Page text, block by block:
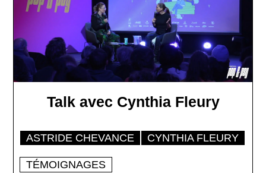
Talk avec Cynthia Fleury
ASTRIDE CHEVANCE CYNTHIA FLEURY
TÉMOIGNAGES